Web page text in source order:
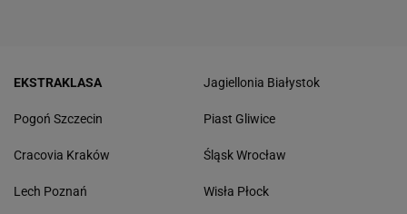
EKSTRAKLASA
Pogoń Szczecin
Cracovia Kraków
Lech Poznań
Jagiellonia Białystok
Piast Gliwice
Śląsk Wrocław
Wisła Płock